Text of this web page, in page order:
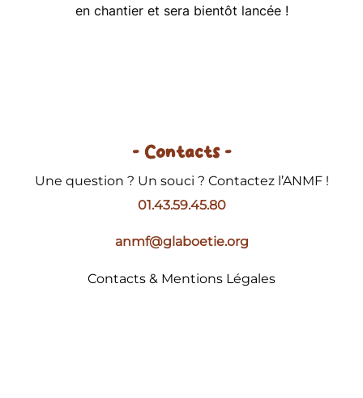
en chantier et sera bientôt lancée !
- Contacts -
Une question ? Un souci ? Contactez l’ANMF !
01.43.59.45.80
anmf@glaboetie.org
Contacts & Mentions Légales